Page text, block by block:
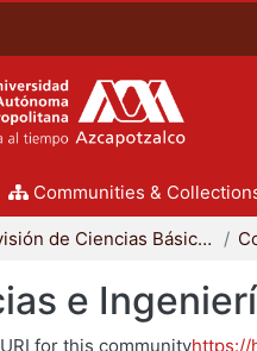
Communities &
División de Ciencias Básicas e Ingeniería
e
for this communityhttps://